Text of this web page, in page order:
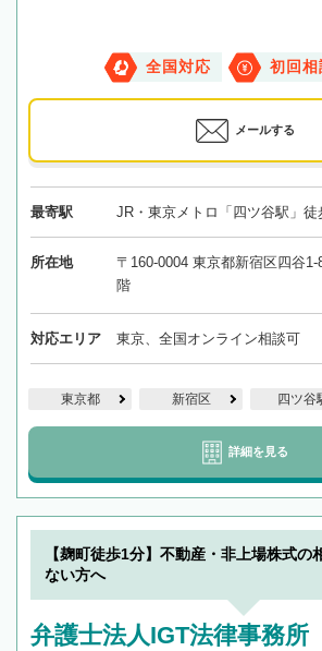
全国対応 初回
メールする
最寄駅 JR・東京メトロ「四ツ谷駅」徒
所在地
〒160-0004 東京都新宿区四谷
階
対応エリア 東京、全国オンライン相談可
東京都 新宿区 四ツ谷
詳細を見る
【麹町徒歩1分】不動産・非上場株式の
ない方へ
弁護士法人IGT法律事務所